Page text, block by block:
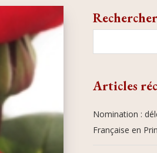
Articles
Nomination :
Française en